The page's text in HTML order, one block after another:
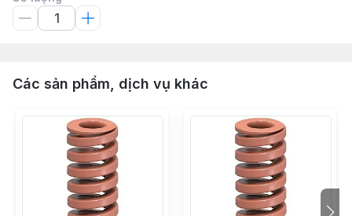
Các sản phẩm, dịch vụ khác